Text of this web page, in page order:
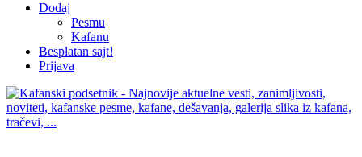
Dodaj
Pesmu
Kafanu
Besplatan sajt!
Prijava